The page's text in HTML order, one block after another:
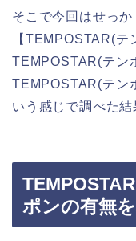
そこで今回はせっ
【TEMPOSTAR(テ
TEMPOSTAR(テン
TEMPOSTAR(テン
いう感じで調べた結
ポンの有無